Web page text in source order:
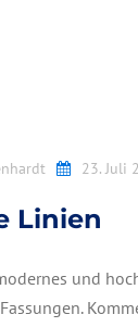
23. Juli
Linien
und